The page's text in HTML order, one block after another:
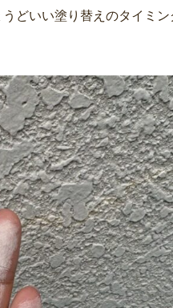
どいい塗り替えのタイミ